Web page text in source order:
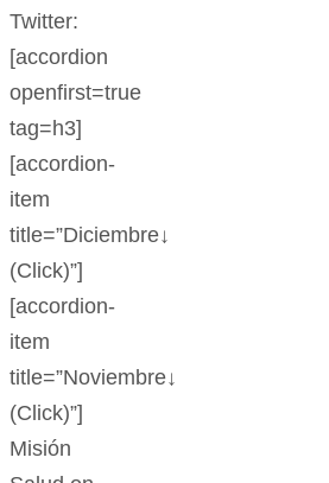
Twitter:
[accordion
openfirst=true
tag=h3]
[accordion-
item
title=”Diciembre↓
(Click)”]
[accordion-
item
title=”Noviembre↓
(Click)”]
Misión